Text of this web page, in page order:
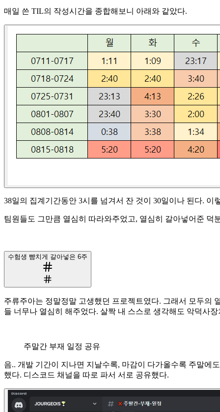
매일 쓴 TIL의 작성시간을 종합해보니 아래와 같았다.
38일의 집계기간동안 3시를 넘겨서 잔 것이 30일이나 된다.
팀원들도 그만큼 열심히 따라와주었고, 열심히 갈아넣어준 덕
수험생 뺨치게 갈아넣은 6주
주류주아는 정말정말 고생했던 프로젝트였다. 그래서 모두의
들 너무나 열심히 해주었다. 살짝 내 스스로 생각해도 악덕사
주말간 부재 일정 공유
음.. 개발 기간이 지나면 지날수록, 마감이 다가올수록 주말에
했다. 디스코드 채널을 따로 파서 서로 공유했다.